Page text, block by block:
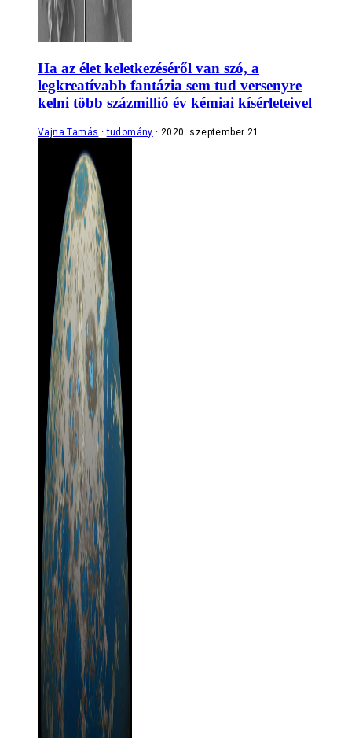
Ha az élet keletkezéséről van szó, a
legkreatívabb fantázia sem tud versenyre
kelni több százmillió év kémiai kísérleteivel
Vajna Tamás tudomány 2020. szeptember 21.